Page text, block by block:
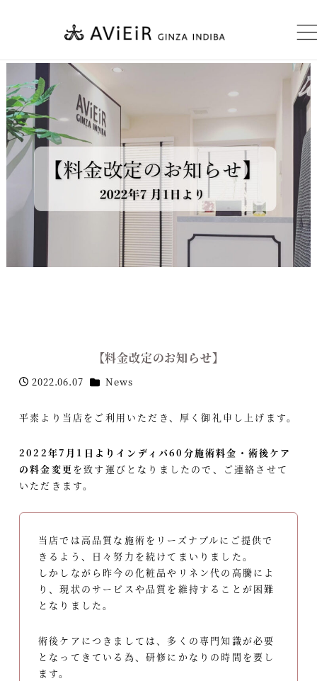
【料金改定のお知らせ】
投稿日
2022.06.07 カテゴリー
News
平素より当店をご利用いただき、厚く御礼申し上げます。
2022年7月1日よりインディバ60分施術料金・術後ケア
の料金変更 を致す運びとなりましたので、ご連絡させて
いただきます。
当店では高品質な施術をリーズナブルにご提供で
きるよう、日々努力を続けてまいりました。
しかしながら昨今の化粧品やリネン代の高騰によ
り、現状のサービスや品質を維持することが困難
となりました。
術後ケアにつきましては、多くの専門知識が必要
となってきている為、研修にかなりの時間を要し
ます。